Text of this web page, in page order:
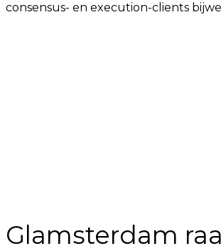
consensus- en execution-clients
Glamsterdam